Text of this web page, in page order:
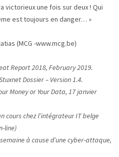
victorieux une fois sur deux ! Qui
est toujours en danger… »
(MCG -www.mcg.be)
Report 2018, February 2019.
Dossier – Version 1.4.
Money or Your Data, 17 janvier
cours chez l’intégrateur IT belge
line)
à cause d’une cyber-attaque,